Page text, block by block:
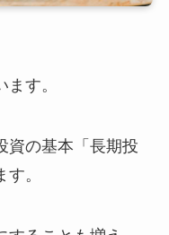
す。
資の基本「長期投
。